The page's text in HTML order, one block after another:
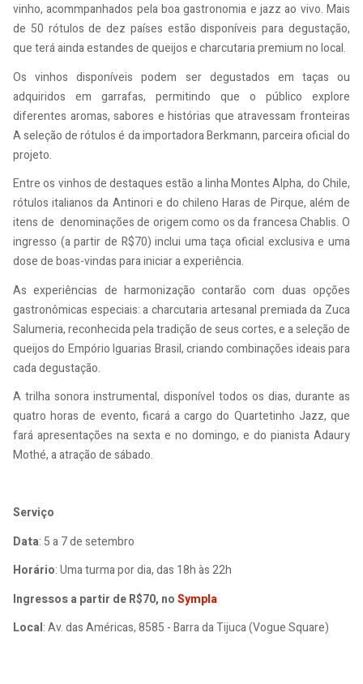
vinho, acommpanhados pela boa gastronomia e jazz ao vivo. Mais
de 50 rótulos de dez países estão disponíveis para degustação,
que terá ainda estandes de queijos e charcutaria premium no local.
Os vinhos disponíveis podem ser degustados em taças ou
adquiridos em garrafas, permitindo que o público explore
diferentes aromas, sabores e histórias que atravessam fronteiras
A seleção de rótulos é da importadora Berkmann, parceira oficial do
projeto.
Entre os vinhos de destaques estão a linha Montes Alpha, do Chile,
rótulos italianos da Antinori e do chileno Haras de Pirque, além de
itens de denominações de origem como os da francesa Chablis. O
ingresso (a partir de R$70) inclui uma taça oficial exclusiva e uma
dose de boas-vindas para iniciar a experiência.
As experiências de harmonização contarão com duas opções
gastronômicas especiais: a charcutaria artesanal premiada da Zuca
Salumeria, reconhecida pela tradição de seus cortes, e a seleção de
queijos do Empório Iguarias Brasil, criando combinações ideais para
cada degustação.
A trilha sonora instrumental, disponível todos os dias, durante as
quatro horas de evento, ficará a cargo do Quartetinho Jazz, que
fará apresentações na sexta e no domingo, e do pianista Adaury
Mothé, a atração de sábado.
Serviço
Data: 5 a 7 de setembro
Horário: Uma turma por dia, das 18h às 22h
Ingressos a partir de R$70, noSympla
Local: Av. das Américas, 8585 - Barra da Tijuca (Vogue Square)